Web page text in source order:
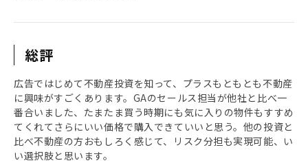
総評
広告ではじめて不動産投資を知って、プラスもともとも不動産
に興味がすごくあります。GAのセールス担当が他社と比べ一
番合いました、たまたま買う時期にも気に入りの物件もすすめ
てくれてさらにいい価格で購入できていいと思う。他の投資と
比べ不動産の方おもしろく感じて、リスク分担も実現可能、い
い選択肢と思います。